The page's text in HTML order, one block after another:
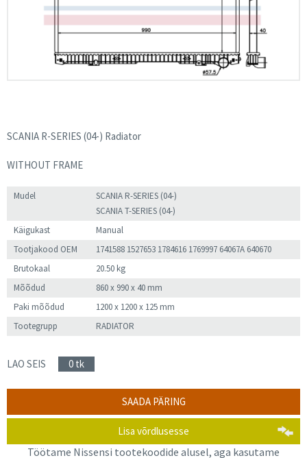
SCANIA R-SERIES (04-) Radiator
WITHOUT FRAME
Mudel
SCANIA R-SERIES (04-)
SCANIA T-SERIES (04-)
Käigukast
Manual
Tootjakood OEM
1741588 1527653 1784616 1769997 64067A 640670
Brutokaal
20.50 kg
Mõõdud
860 x 990 x 40 mm
Paki mõõdud
1200 x 1200 x 125 mm
Tootegrupp
RADIATOR
LAO SEIS 0 tk
SAADA PÄRING
Lisa võrdlusesse
Töötame Nissensi tootekoodide alusel, aga kasutame